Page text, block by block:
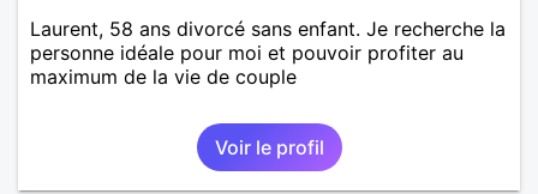
Laurent, 58 ans divorcé sans enfant. Je recherche la
personne idéale pour moi et pouvoir profiter au
maximum de la vie de couple
Voir le profil